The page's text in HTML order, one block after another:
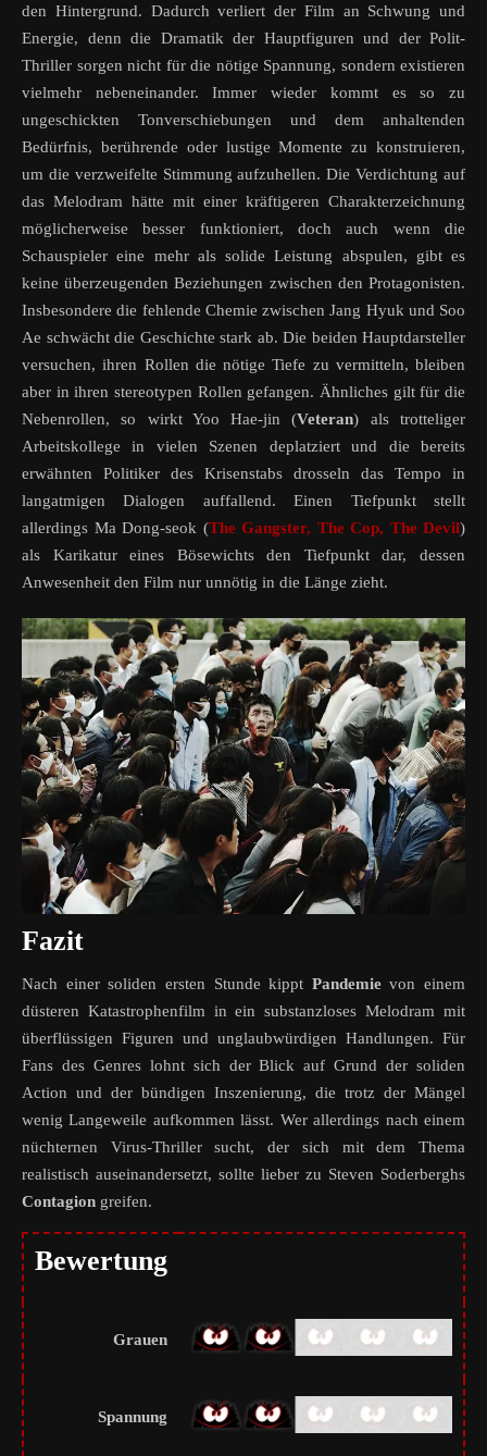
den Hintergrund. Dadurch verliert der Film an Schwung und
Energie, denn die Dramatik der Hauptfiguren und der Polit-
Thriller sorgen nicht für die nötige Spannung, sondern existieren
vielmehr nebeneinander. Immer wieder kommt es so zu
ungeschickten Tonverschiebungen und dem anhaltenden
Bedürfnis, berührende oder lustige Momente zu konstruieren,
um die verzweifelte Stimmung aufzuhellen. Die Verdichtung auf
das Melodram hätte mit einer kräftigeren Charakterzeichnung
möglicherweise besser funktioniert, doch auch wenn die
Schauspieler eine mehr als solide Leistung abspulen, gibt es
keine überzeugenden Beziehungen zwischen den Protagonisten.
Insbesondere die fehlende Chemie zwischen Jang Hyuk und Soo
Ae schwächt die Geschichte stark ab. Die beiden Hauptdarsteller
versuchen, ihren Rollen die nötige Tiefe zu vermitteln, bleiben
aber in ihren stereotypen Rollen gefangen. Ähnliches gilt für die
Nebenrollen, so wirkt Yoo Hae-jin (Veteran) als trotteliger
Arbeitskollege in vielen Szenen deplatziert und die bereits
erwähnten Politiker des Krisenstabs drosseln das Tempo in
langatmigen Dialogen auffallend. Einen Tiefpunkt stellt
allerdings Ma Dong-seok (The Gangster, The Cop, The Devil)
als Karikatur eines Bösewichts den Tiefpunkt dar, dessen
Anwesenheit den Film nur unnötig in die Länge zieht.
Fazit
Nach einer soliden ersten Stunde kippt Pandemievon einem
düsteren Katastrophenfilm in ein substanzloses Melodram mit
überflüssigen Figuren und unglaubwürdigen Handlungen. Für
Fans des Genres lohnt sich der Blick auf Grund der soliden
Action und der bündigen Inszenierung, die trotz der Mängel
wenig Langeweile aufkommen lässt. Wer allerdings nach einem
nüchternen Virus-Thriller sucht, der sich mit dem Thema
realistisch auseinandersetzt, sollte lieber zu Steven Soderberghs
Contagion greifen.
Bewertung
Grauen
Spannung